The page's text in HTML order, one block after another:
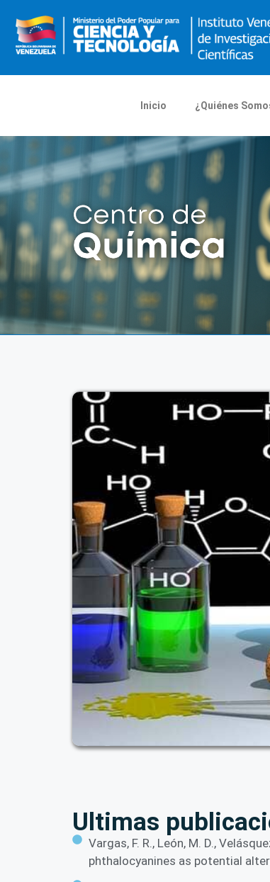
Inicio ¿Quiénes
Ultimas
Vargas, F. R., León, M. D.,
phthalocyanines as potential